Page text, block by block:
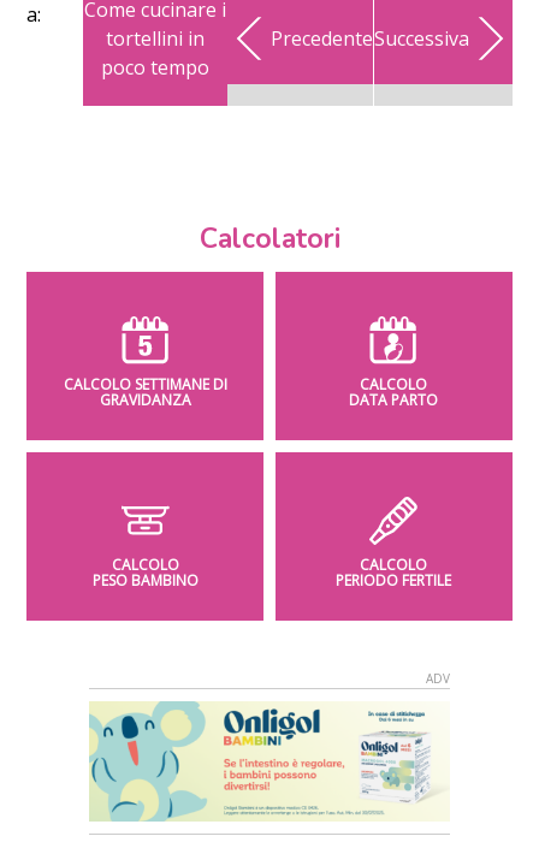
a:
Come cucinare i
tortellini in
poco tempo
PrecedenteSuccessiva
Calcolatori
CALCOLO SETTIMANE DI
GRAVIDANZA
CALCOLO
DATA PARTO
CALCOLO
PESO BAMBINO
CALCOLO
PERIODO FERTILE